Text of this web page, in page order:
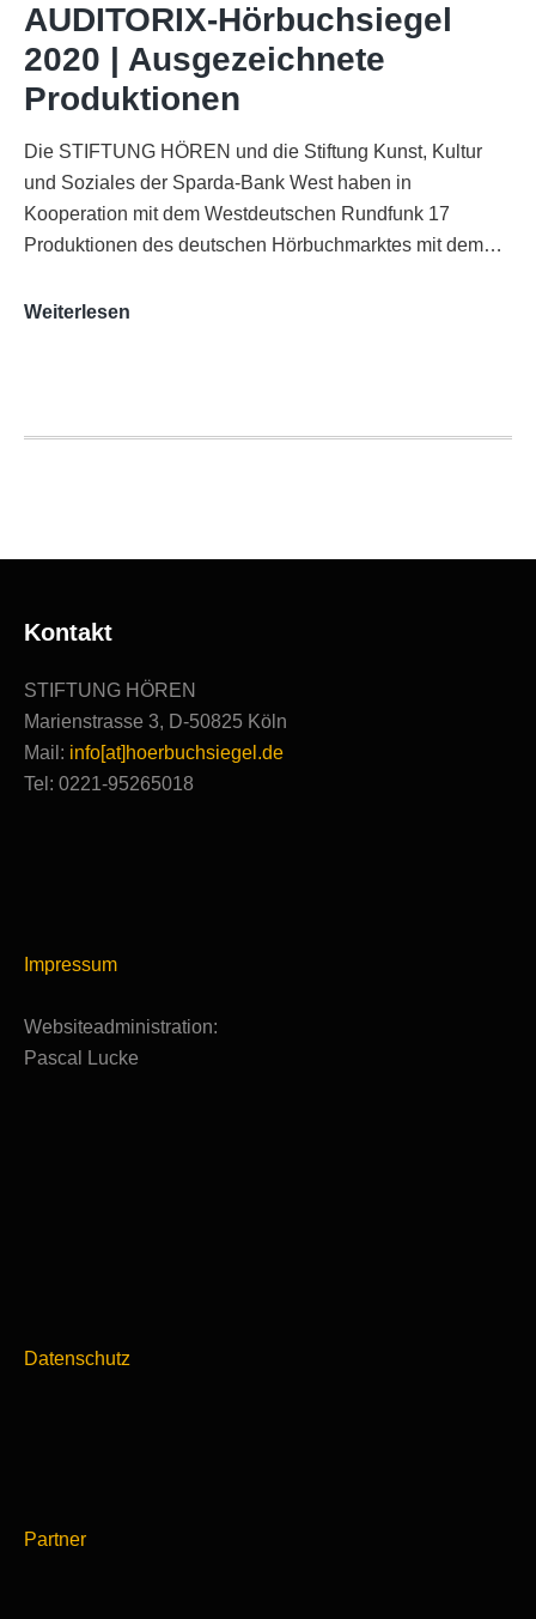
Funkhaus
Köln
AUDITORIX-Hörbuchsiegel
2020 | Ausgezeichnete
Produktionen
Die STIFTUNG HÖREN und die Stiftung Kunst, Kultur
und Soziales der Sparda-Bank West haben in
Kooperation mit dem Westdeutschen Rundfunk 17
Produktionen des deutschen Hörbuchmarktes mit dem…
Weiterlesen
Ausgezeichnete
Kontakt
STIFTUNG HÖREN
Marienstrasse 3, D-50825 Köln
Mail: info[at]hoerbuchsiegel.de
Tel: 0221-95265018
Impressum
Websiteadministration:
Pascal Lucke
Datenschutz
Partner